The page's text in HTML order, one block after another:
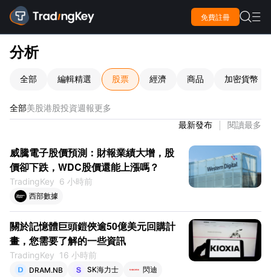
免費註冊  
分析
全部 編輯精選 股票 經濟 商品 加密貨幣
全部美股港股投資週報更多
最新發布
閱讀最多
威騰電子股價預測：財報業績大增，股
價卻下跌，WDC股價還能上漲嗎？
西部數據
TradingKey 6 小時前
關於記憶體巨頭鎧俠逾50億美元回購計
畫，您需要了解的一些資訊
DRAM.NB SK海力士 閃迪
TradingKey 16 小時前